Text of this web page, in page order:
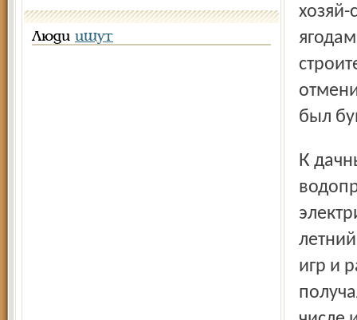
Люди ищут
был
К дачным участкам прокладывались шоссейные дороги и
игр и